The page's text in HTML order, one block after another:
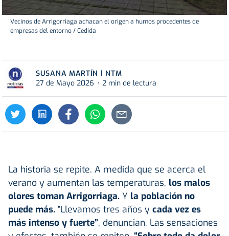
Vecinos de Arrigorriaga achacan el origen a humos procedentes de
empresas del entorno / Cedida
SUSANA MARTÍN | NTM
27 de Mayo 2026
2 min de lectura
La historia se repite. A medida que se acerca el
verano y aumentan las temperaturas, los malos
olores toman Arrigorriaga. Y la población no
puede más. “Llevamos tres años y cada vez es
más intenso y fuerte”, denuncian. Las sensaciones